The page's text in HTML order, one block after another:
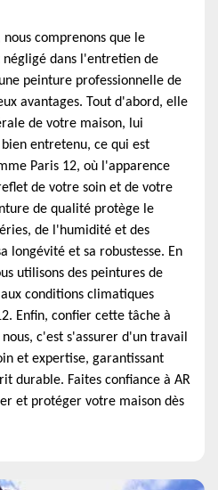
comprenons que le
négligé dans l'entretien de
peinture professionnelle de
avantages. Tout d'abord, elle
de votre maison, lui
entretenu, ce qui est
Paris 12, où l'apparence
de votre soin et de votre
de qualité protège le
de l'humidité et des
longévité et sa robustesse. En
utilisons des peintures de
conditions climatiques
Enfin, confier cette tâche à
c'est s'assurer d'un travail
et expertise, garantissant
durable. Faites confiance à AR
et protéger votre maison dès